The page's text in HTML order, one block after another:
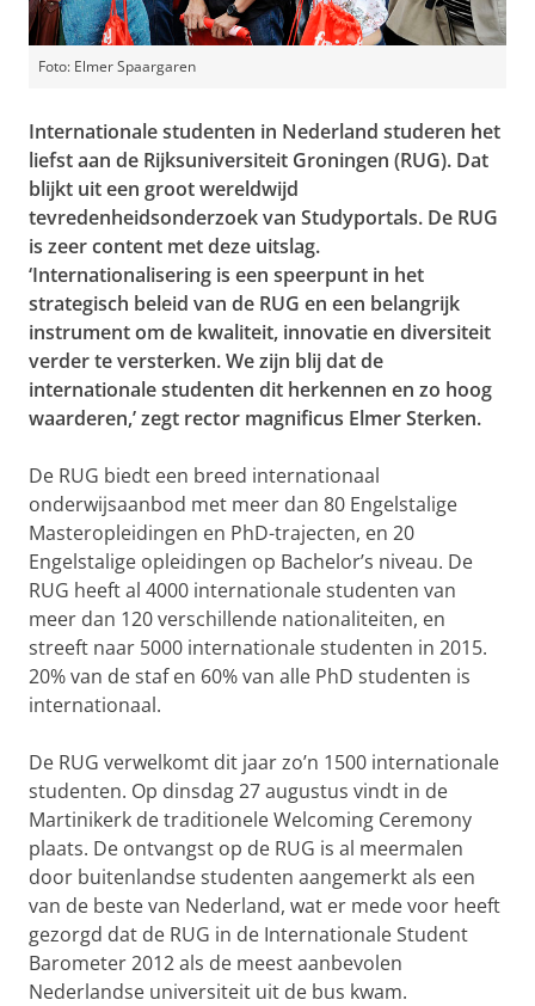
Foto: Elmer Spaargaren
Internationale studenten in Nederland studeren het
liefst aan de Rijksuniversiteit Groningen (RUG). Dat
blijkt uit een groot wereldwijd
tevredenheidsonderzoek van Studyportals. De RUG
is zeer content met deze uitslag.
‘Internationalisering is een speerpunt in het
strategisch beleid van de RUG en een belangrijk
instrument om de kwaliteit, innovatie en diversiteit
verder te versterken. We zijn blij dat de
internationale studenten dit herkennen en zo hoog
waarderen,’ zegt rector magnificus Elmer Sterken.
De RUG biedt een breed internationaal
onderwijsaanbod met meer dan 80 Engelstalige
Masteropleidingen en PhD-trajecten, en 20
Engelstalige opleidingen op Bachelor’s niveau. De
RUG heeft al 4000 internationale studenten van
meer dan 120 verschillende nationaliteiten, en
streeft naar 5000 internationale studenten in 2015.
20% van de staf en 60% van alle PhD studenten is
internationaal.
De RUG verwelkomt dit jaar zo’n 1500 internationale
studenten. Op dinsdag 27 augustus vindt in de
Martinikerk de traditionele Welcoming Ceremony
plaats. De ontvangst op de RUG is al meermalen
door buitenlandse studenten aangemerkt als een
van de beste van Nederland, wat er mede voor heeft
gezorgd dat de RUG in de Internationale Student
Barometer 2012 als de meest aanbevolen
Nederlandse universiteit uit de bus kwam.